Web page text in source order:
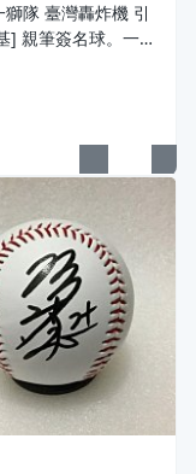
獅隊 臺灣轟炸機 引
] 親筆簽名球。一般
球上.0